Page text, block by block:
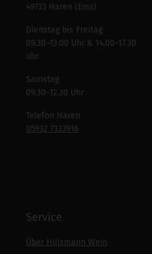
49733 Haren (Ems)
Dienstag bis Freitag
09.30–13.00 Uhr & 14.00–17.30
uhr
Samstag
09.30–12.30 Uhr
Telefon Haren
05932 7333916
Service
Über Hülsmann Wein